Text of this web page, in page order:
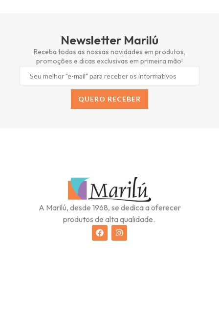
Newsletter Marilú
Receba todas as nossas novidades em produtos,
promoções e dicas exclusivas em primeira mão!
QUERO RECEBER
A Marilú, desde 1968, se dedica a oferecer
produtos de alta qualidade.